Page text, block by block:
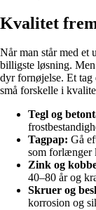
Kvalitet
Når man står med et
billigste løsning.
dyr fornøjelse. Et tag
små forskelle i
Tegl og
Tagpap: Gå
som forlænger
Zink og
40–80 år og
Skruer og
korrosion og